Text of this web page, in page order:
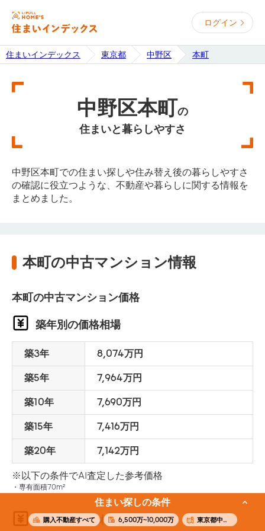
ログイン
住まいインデックス 東京都 中野区 本町
中野区本町の
住まいと暮らしやすさ
中野区本町での住まい探しや住み替え後の暮らしやすさ
の確認に役立つような、不動産や暮らしに関する情報を
まとめました。
本町の中古マンション情報
本町の中古マンション価格
築年別の価格相場
築3年 8,074万円
築5年 7,964万円
築10年 7,690万円
築15年 7,416万円
築20年 7,142万円
※以下の条件でAI査定した参考価格
専有面積70m²
面積別の価格相場
住まい探しの条件
購入不動産すべて 6,500万~10,000万 東京都中野区本町